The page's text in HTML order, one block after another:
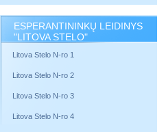
ESPERANTININKŲ LEIDINYS
"LITOVA STELO"
Litova Stelo N-ro 1
Litova Stelo N-ro 2
Litova Stelo N-ro 3
Litova Stelo N-ro 4